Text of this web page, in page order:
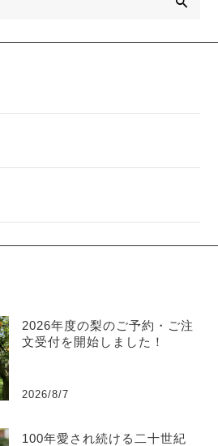
2026年度の梨のご予約・ご注
文受付を開始しました！
2026/8/7
100年愛され続ける二十世紀